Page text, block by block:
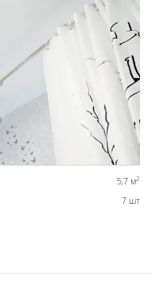
5,7 м2
7 шт